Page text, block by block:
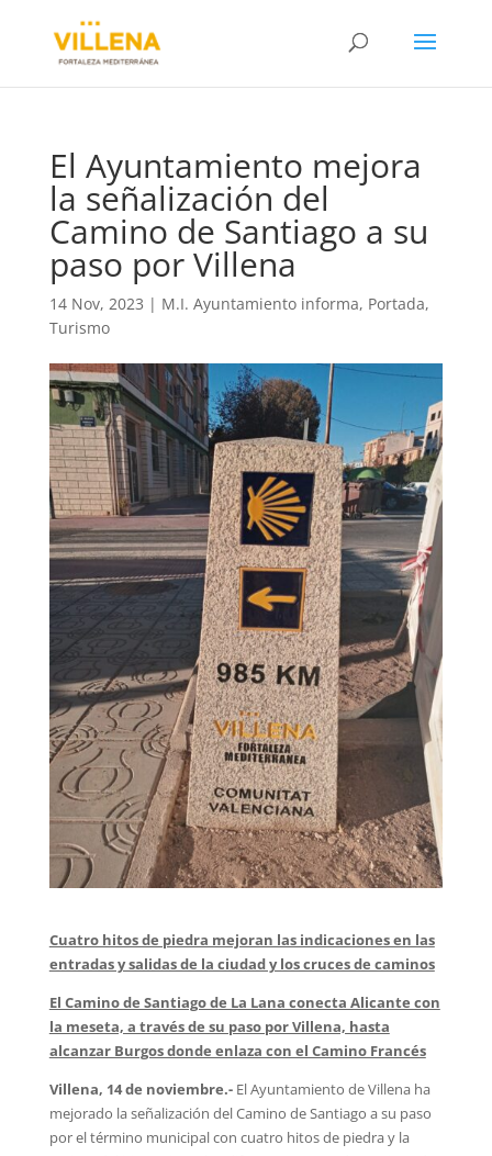
El Ayuntamiento mejora
la señalización del
Camino de Santiago a su
paso por Villena
14 Nov, 2023 | M.I. Ayuntamiento informa, Portada,
Turismo
Cuatro hitos de piedra mejoran las indicaciones en las
entradas y salidas de la ciudad y los cruces de caminos
El Camino de Santiago de La Lana conecta Alicante con
la meseta, a través de su paso por Villena, hasta
alcanzar Burgos donde enlaza con el Camino Francés
Villena, 14 de noviembre.- El Ayuntamiento de Villena ha
mejorado la señalización del Camino de Santiago a su paso
por el término municipal con cuatro hitos de piedra y la